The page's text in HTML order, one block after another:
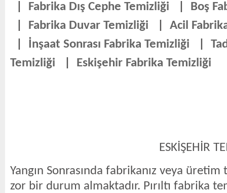
Fabrika Dış Cephe Temizliği
Boş
Fabrika Duvar Temizliği
Acil
İnşaat Sonrası Fabrika Temizliği
Temizliği
Eskişehir Fabrika Temizliği
ESKİŞEHİR TEMİZLİK
Yangın Sonrasında fabrikanız veya
zor bir durum almaktadır. Pırıltı fabrika